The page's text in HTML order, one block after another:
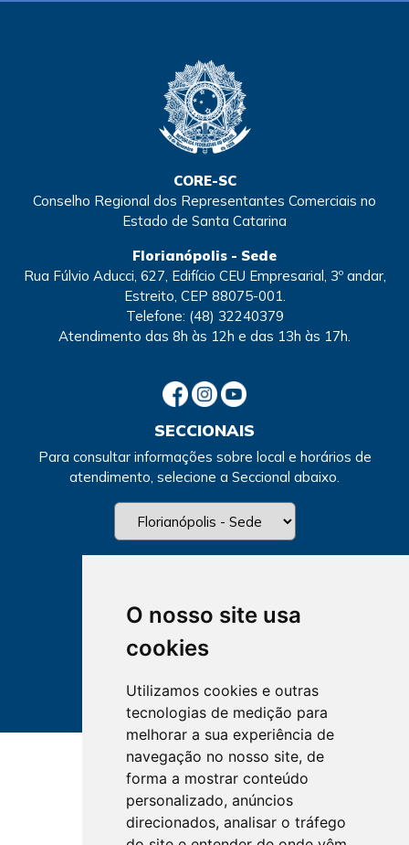
O nosso site usa
cookies
Utilizamos cookies e outras
tecnologias de medição para
melhorar a sua experiência de
navegação no nosso site, de
forma a mostrar conteúdo
personalizado, anúncios
direcionados, analisar o tráfego
CORE-SC
Conselho Regional dos Representantes Comerciais no
Estado de Santa Catarina
Florianópolis - Sede
Rua Fúlvio Aducci, 627, Edifício CEU Empresarial, 3º andar,
Estreito, CEP 88075-001.
Telefone: (48) 32240379
Atendimento das 8h às 12h e das 13h às 17h.
SECCIONAIS
Para consultar informações sobre local e horários de
atendimento, selecione a Seccional abaixo.